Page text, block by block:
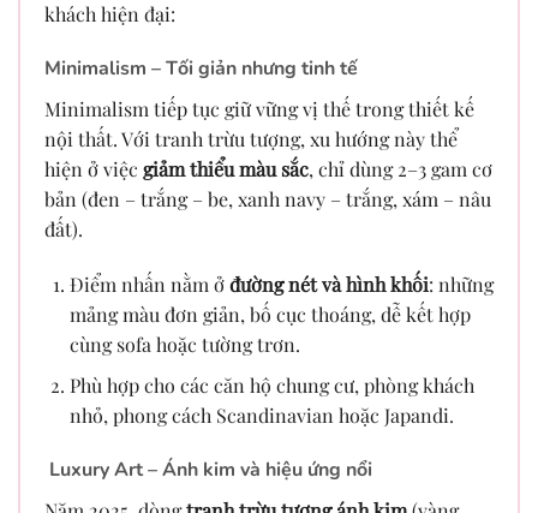
khách hiện đại:
Minimalism – Tối giản nhưng tinh tế
Minimalism tiếp tục giữ vững vị thế trong thiết kế
nội thất. Với tranh trừu tượng, xu hướng này thể
hiện ở việc giảm thiểu màu sắc, chỉ dùng 2–3 gam cơ
bản (đen – trắng – be, xanh navy – trắng, xám – nâu
đất).
Điểm nhấn nằm ởđường nét và hình khối: những
mảng màu đơn giản, bố cục thoáng, dễ kết hợp
cùng sofa hoặc tường trơn.
Phù hợp cho các căn hộ chung cư, phòng khách
nhỏ, phong cách Scandinavian hoặc Japandi.
Luxury Art – Ánh kim và hiệu ứng nổi